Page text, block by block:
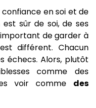
confiance en soi et de
sûr de soi, de ses
de garder à
différent. Chacun
échecs. Alors, plutôt
comme des
voir comme des